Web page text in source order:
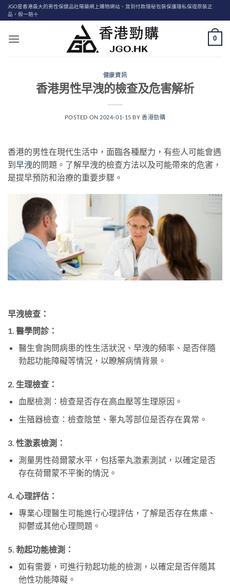
Skip
to
JGO是香港最大的男性保健品壯陽藥網上購物網站、貨到付款隱秘包裝保護隱私保證原裝正
品，假一賠十
0
健康資訊
香港男性早洩的檢查及危害解析
POSTED ON 2024-01-15 BY香港勁購
香港的男性在現代生活中，面臨各種壓力，有些人可能會遇
到早洩的問題。了解早洩的檢查方法以及可能帶來的危害，
是提早預防和治療的重要步驟。
早洩檢查：
1. 醫學問診：
醫生會詢問病患的性生活狀況、早洩的頻率、是否伴隨
勃起功能障礙等情況，以瞭解病情背景。
2. 生理檢查：
血壓檢測：檢查是否存在高血壓等生理原因。
生殖器檢查：檢查陰莖、睾丸等部位是否存在異常。
3. 性激素檢測：
測量男性荷爾蒙水平，包括睪丸激素測試，以確定是否
存在荷爾蒙不平衡的情況。
4. 心理評估：
專業心理醫生可能進行心理評估，了解是否存在焦慮、
抑鬱或其他心理問題。
5. 勃起功能檢測：
如有需要，可進行勃起功能的檢測，以確定是否伴隨其
他性功能障礙。